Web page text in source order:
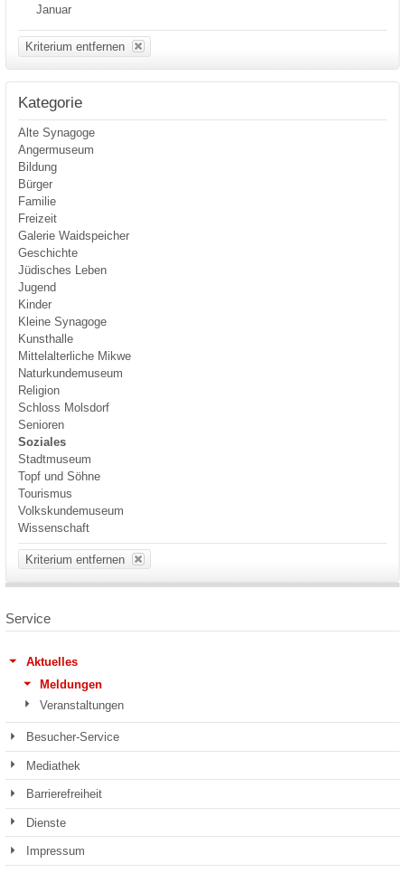
Januar
Kriterium entfernen
Kategorie
Alte Synagoge
Angermuseum
Bildung
Bürger
Familie
Freizeit
Galerie Waidspeicher
Geschichte
Jüdisches Leben
Jugend
Kinder
Kleine Synagoge
Kunsthalle
Mittelalterliche Mikwe
Naturkundemuseum
Religion
Schloss Molsdorf
Senioren
Soziales
Stadtmuseum
Topf und Söhne
Tourismus
Volkskundemuseum
Wissenschaft
Kriterium entfernen
Service
Aktuelles
Meldungen
Veranstaltungen
Besucher-Service
Mediathek
Barrierefreiheit
Dienste
Impressum